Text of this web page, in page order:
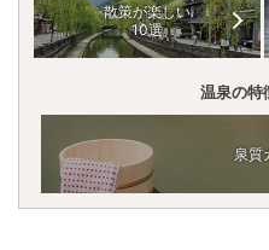
散策が楽しい
10選
温泉の特
泉質